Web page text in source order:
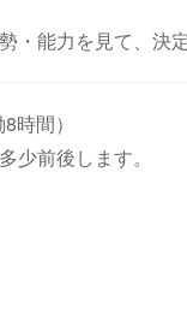
能力を見て、決定
時間）
少前後します。